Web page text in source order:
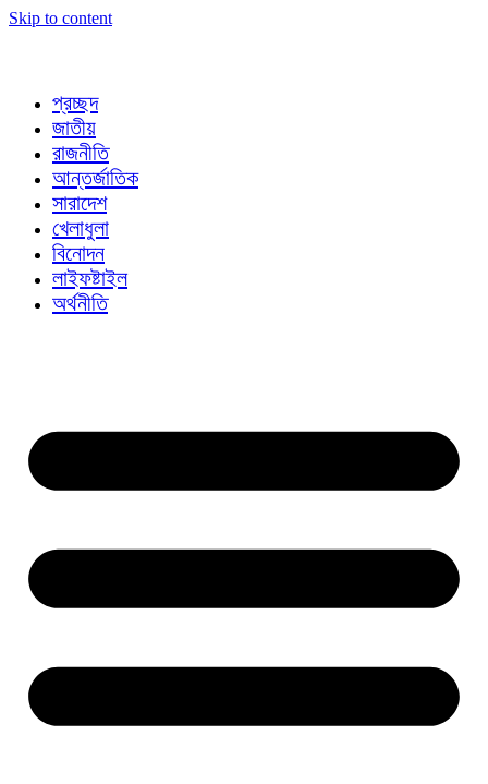
Skip to content
প্রচ্ছদ
জাতীয়
রাজনীতি
আন্তর্জাতিক
সারাদেশ
খেলাধুলা
বিনোদন
লাইফষ্টাইল
অর্থনীতি